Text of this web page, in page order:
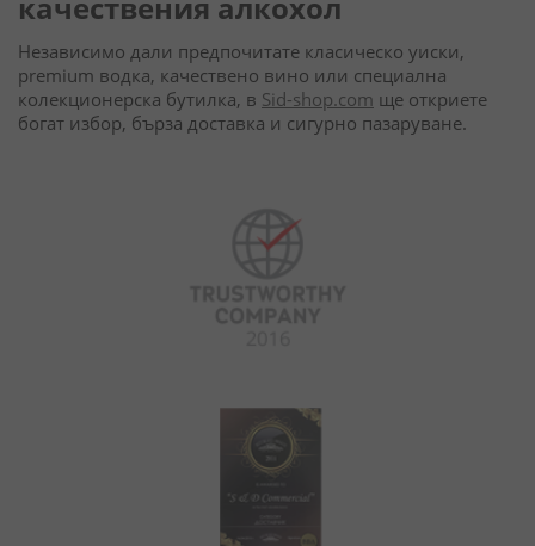
Независимо дали предпочитате класическо уиски,
premium водка, качествено вино или специална
колекционерска бутилка, в Sid-shop.com ще откриете
богат избор, бърза доставка и сигурно пазаруване.